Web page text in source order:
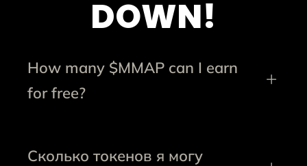
DOWN!
How many $MMAP can I earn
for free?
Сколько токенов я могу